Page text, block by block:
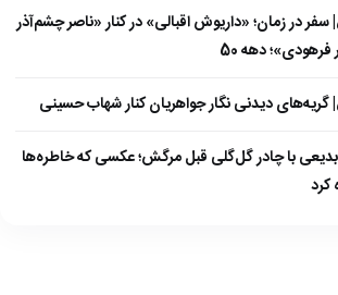
در زمان؛ «داریوش اقبالی» در کنار «ناصر چشم‌آذر
فرهودی»؛ دهه 50
دیدنی نگار جواهریان کنار شهاب حسینی
با چادر گل‌گلی قبل مرگش؛ عکسی که خاطره‌ها
کرد